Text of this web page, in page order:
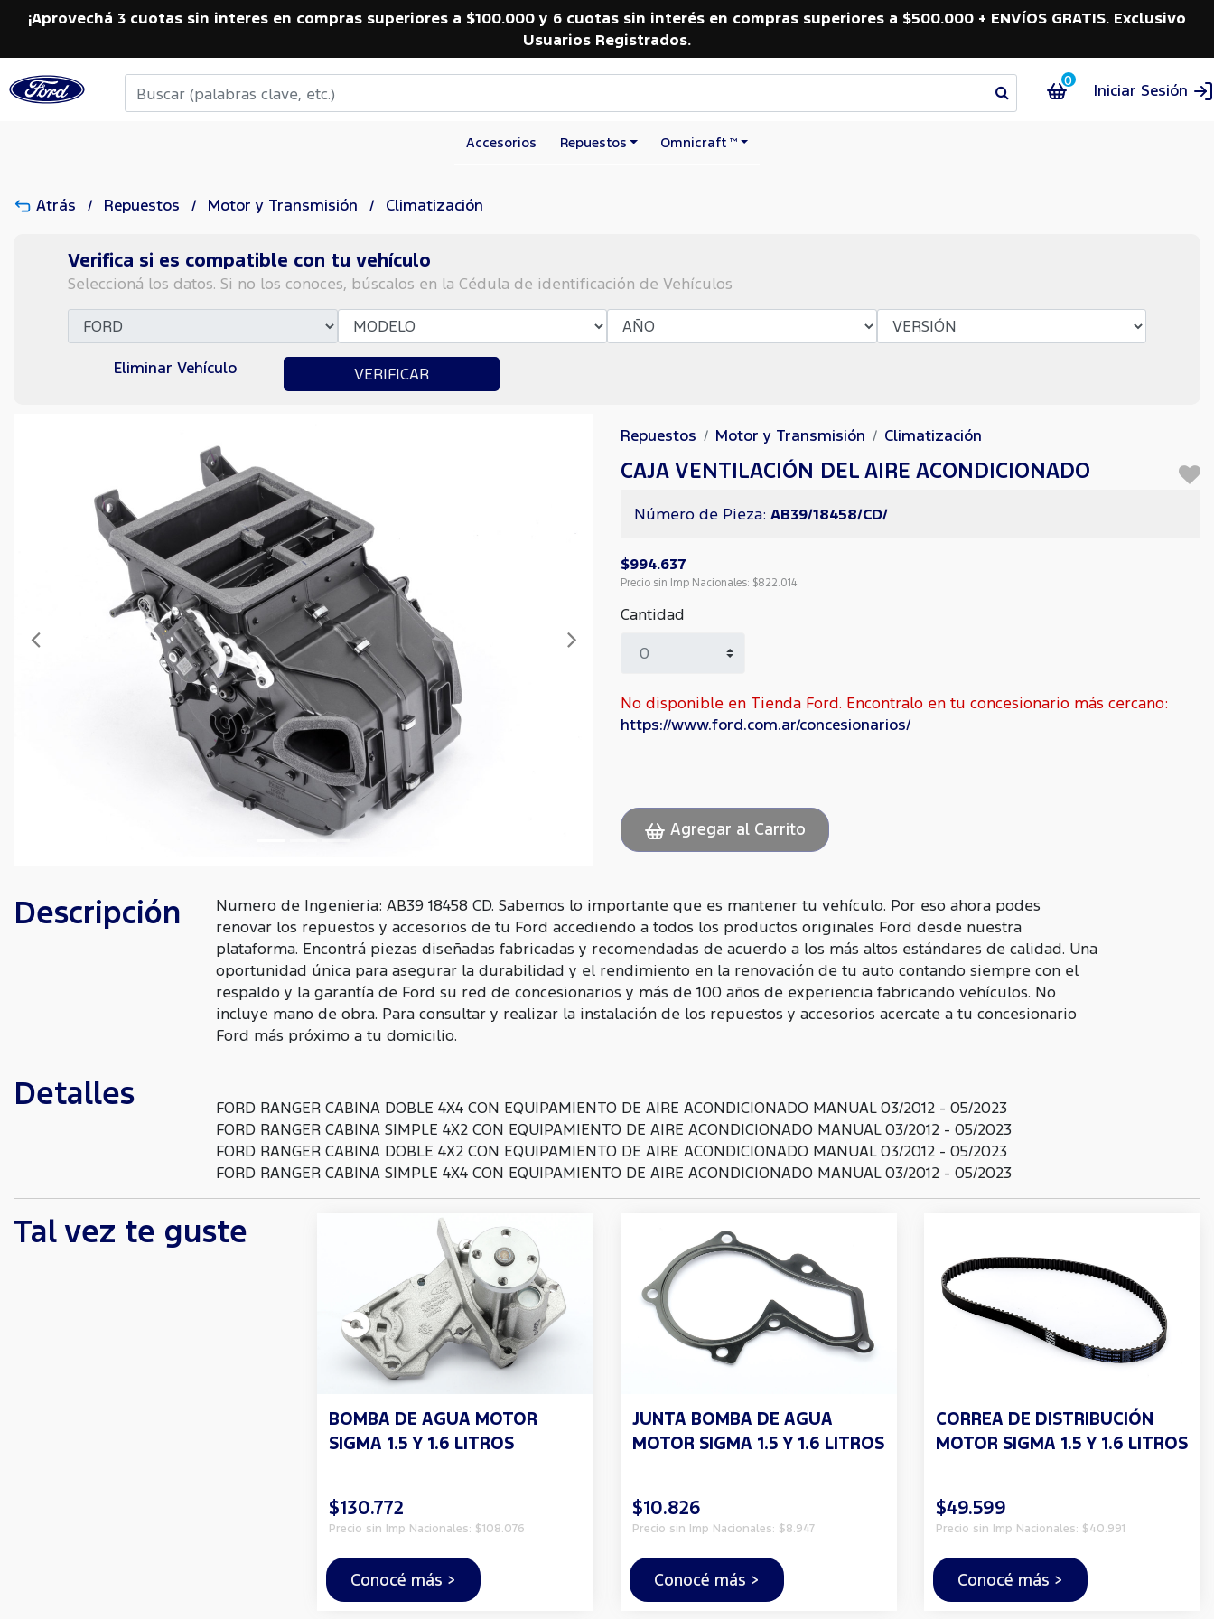
¡Aprovechá 3 cuotas sin interes en compras superiores a $100.000 y 6 cuotas sin interés en compras superiores a $500.000 + ENVÍOS GRATIS. Exclusivo
Usuarios Registrados.
0
Iniciar Sesión
Accesorios Repuestos Omnicraft ™
Atrás Repuestos Motor y Transmisión Climatización
Verifica si es compatible con tu vehículo
Seleccioná los datos. Si no los conoces, búscalos en la Cédula de identificación de Vehículos
Eliminar Vehículo VERIFICAR
Anterior Siguiente
Repuestos Motor y Transmisión Climatización
CAJA VENTILACIÓN DEL AIRE ACONDICIONADO
Número de Pieza: AB39/18458/CD/
$994.637
Precio sin Imp Nacionales: $822.014
Cantidad
No disponible en Tienda Ford. Encontralo en tu concesionario más cercano:
https://www.ford.com.ar/concesionarios/
Agregar al Carrito
Descripción
Numero de Ingenieria: AB39 18458 CD. Sabemos lo importante que es mantener tu vehículo. Por eso ahora podes
renovar los repuestos y accesorios de tu Ford accediendo a todos los productos originales Ford desde nuestra
plataforma. Encontrá piezas diseñadas fabricadas y recomendadas de acuerdo a los más altos estándares de calidad. Una
oportunidad única para asegurar la durabilidad y el rendimiento en la renovación de tu auto contando siempre con el
respaldo y la garantía de Ford su red de concesionarios y más de 100 años de experiencia fabricando vehículos. No
incluye mano de obra. Para consultar y realizar la instalación de los repuestos y accesorios acercate a tu concesionario
Ford más próximo a tu domicilio.
Detalles
FORD RANGER CABINA DOBLE 4X4 CON EQUIPAMIENTO DE AIRE ACONDICIONADO MANUAL 03/2012 - 05/2023
FORD RANGER CABINA SIMPLE 4X2 CON EQUIPAMIENTO DE AIRE ACONDICIONADO MANUAL 03/2012 - 05/2023
FORD RANGER CABINA DOBLE 4X2 CON EQUIPAMIENTO DE AIRE ACONDICIONADO MANUAL 03/2012 - 05/2023
FORD RANGER CABINA SIMPLE 4X4 CON EQUIPAMIENTO DE AIRE ACONDICIONADO MANUAL 03/2012 - 05/2023
Tal vez te guste
BOMBA DE AGUA MOTOR
SIGMA 1.5 Y 1.6 LITROS
$130.772
Precio sin Imp Nacionales: $108.076
Conocé más >
JUNTA BOMBA DE AGUA
MOTOR SIGMA 1.5 Y 1.6 LITROS
$10.826
Precio sin Imp Nacionales: $8.947
Conocé más >
CORREA DE DISTRIBUCIÓN
MOTOR SIGMA 1.5 Y 1.6 LITROS
$49.599
Precio sin Imp Nacionales: $40.991
Conocé más >